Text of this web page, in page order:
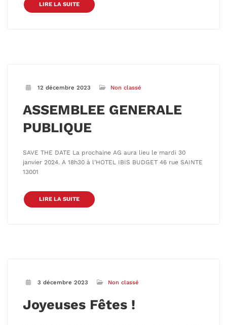
LIRE LA SUITE
12 décembre 2023 Non classé
ASSEMBLEE GENERALE
PUBLIQUE
SAVE THE DATE La prochaine AG aura lieu le mardi 30
janvier 2024. A 18h30 à l’HOTEL IBIS BUDGET 46 rue SAINTE
13001
LIRE LA SUITE
3 décembre 2023 Non classé
Joyeuses Fêtes !